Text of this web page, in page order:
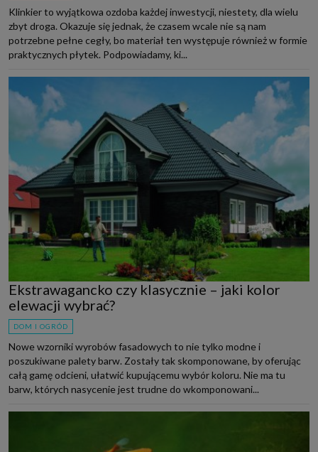
Klinkier to wyjątkowa ozdoba każdej inwestycji, niestety, dla wielu
zbyt droga. Okazuje się jednak, że czasem wcale nie są nam
potrzebne pełne cegły, bo materiał ten występuje również w formie
praktycznych płytek. Podpowiadamy, ki...
Ekstrawagancko czy klasycznie – jaki kolor
elewacji wybrać?
DOM I OGRÓD
Nowe wzorniki wyrobów fasadowych to nie tylko modne i
poszukiwane palety barw. Zostały tak skomponowane, by oferując
całą gamę odcieni, ułatwić kupującemu wybór koloru. Nie ma tu
barw, których nasycenie jest trudne do wkomponowani...